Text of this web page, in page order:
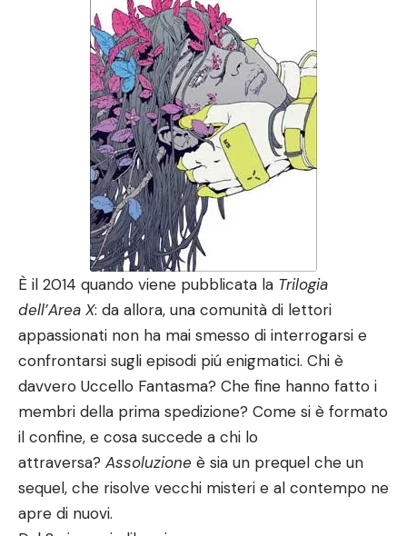
È il 2014 quando viene pubblicata la Trilogia
dell’Area X: da allora, una comunità di lettori
appassionati non ha mai smesso di interrogarsi e
confrontarsi sugli episodi piú enigmatici. Chi è
davvero Uccello Fantasma? Che fine hanno fatto i
membri della prima spedizione? Come si è formato
il confine, e cosa succede a chi lo
attraversa? Assoluzione è sia un prequel che un
sequel, che risolve vecchi misteri e al contempo ne
apre di nuovi.